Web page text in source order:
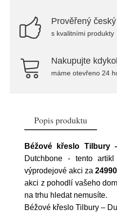
Prověřený
s kvalitními produkty
Nakupujte
máme otevřeno 24
Popis produktu
Béžové křeslo Tilbury
Dutchbone - tento
výprodejové akci za
akci z pohodlí vašeho
na trhu hledat nemusíte.
Béžové křeslo Tilbury –